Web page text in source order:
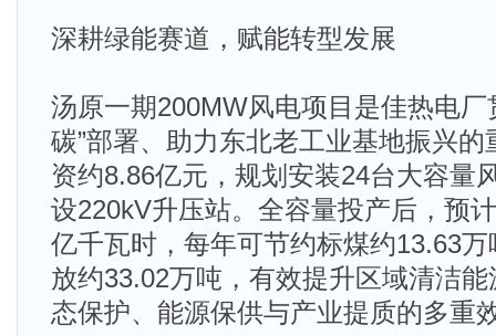
深耕绿能赛道，赋能转型发展​
汤原一期200MW风电项目是佳热电厂
碳”部署、助力东北老工业基地振兴
资约8.86亿元，规划安装24台大容量
设220kV升压站。全容量投产后，预
亿千瓦时，每年可节约标煤约13.63
放约33.02万吨，有效提升区域清洁
态保护、能源保供与产业提质的多重